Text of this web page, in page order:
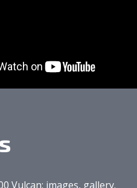
Vulcan: images, gallery.